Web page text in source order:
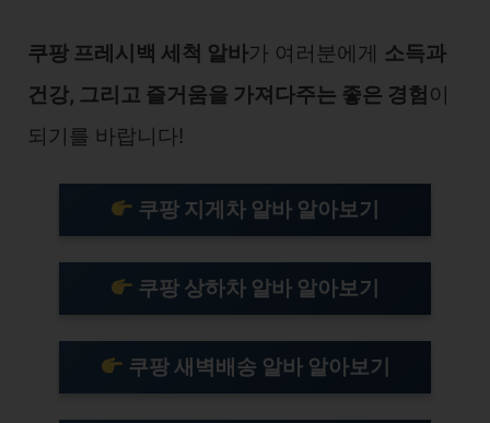
쿠팡 프레시백 세척 알바가 여러분에게 소득과
건강, 그리고 즐거움을 가져다주는 좋은 경험 이
되기를 바랍니다!
쿠팡 지게차 알바 알아보기
쿠팡 상하차 알바 알아보기
쿠팡 새벽배송 알바 알아보기